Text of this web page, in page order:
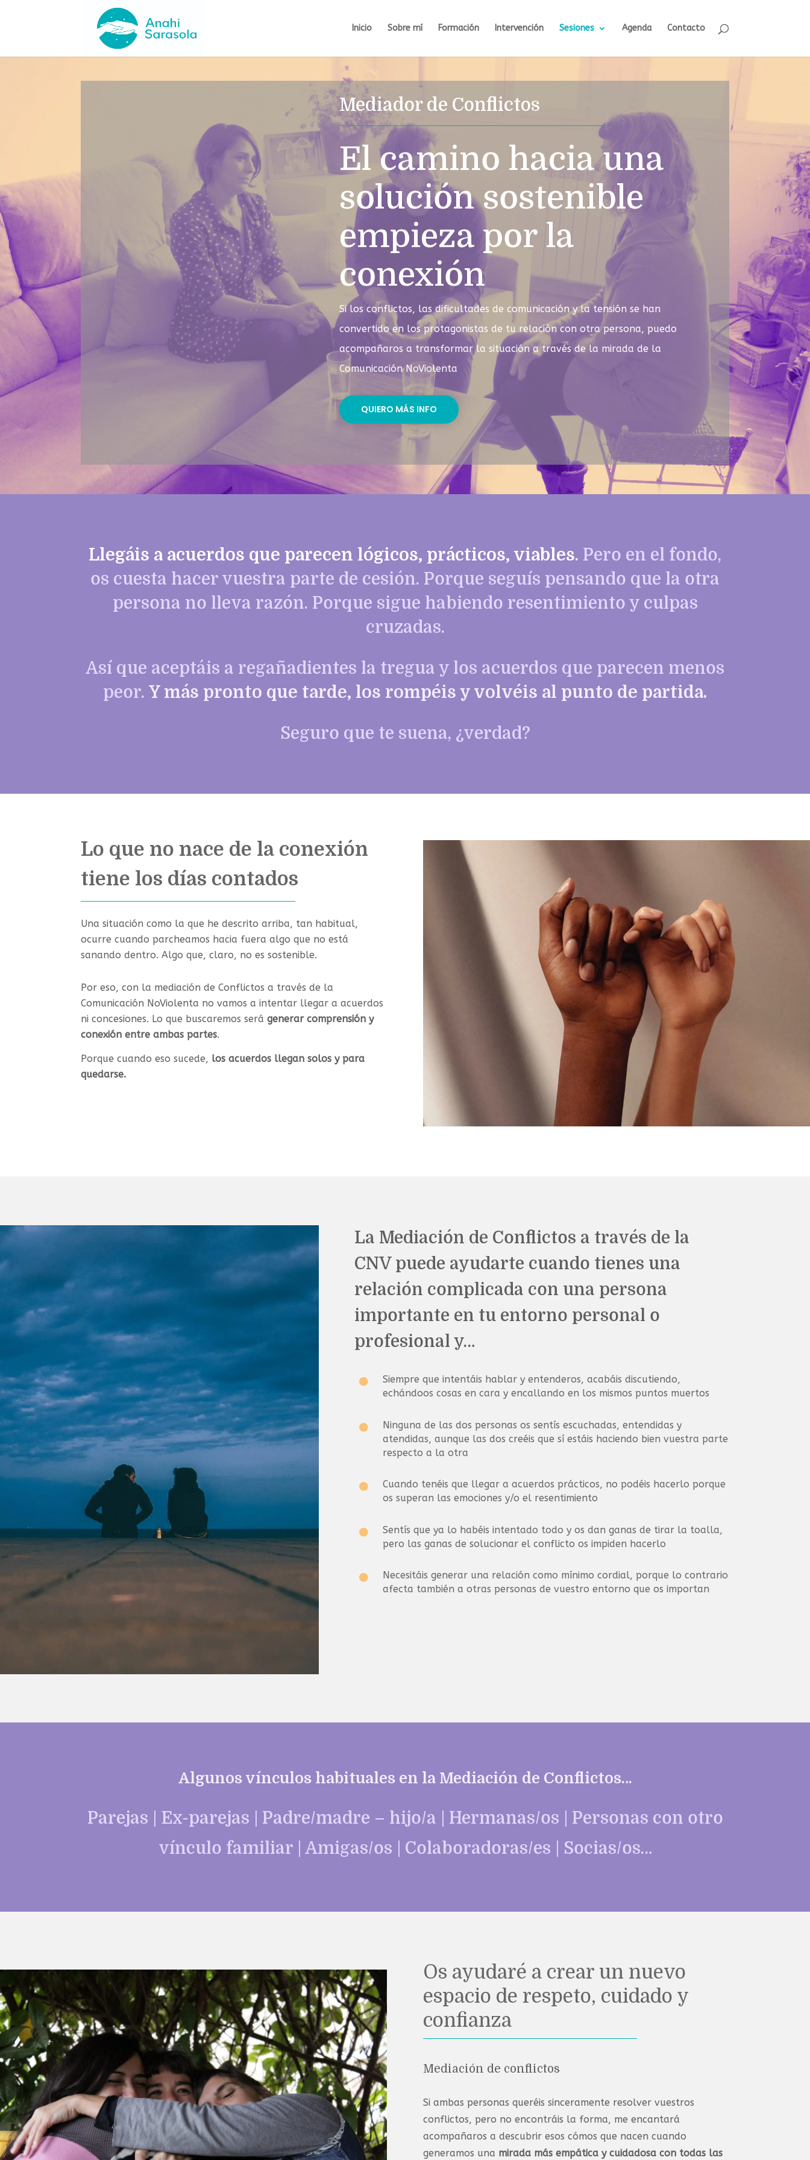
Inicio Sobre mí Formación Intervención Sesiones Agenda Contacto
Mediador de Conflictos
El camino hacia una
solución sostenible
empieza por la
conexión
Si los conflictos, las dificultades de comunicación y la tensión se han
convertido en los protagonistas de tu relación con otra persona, puedo
acompañaros a transformar la situación a través de la mirada de la
Comunicación NoViolenta
QUIERO MÁS INFO
Llegáis a acuerdos que parecen lógicos, prácticos, viables. Pero en el fondo,
os cuesta hacer vuestra parte de cesión. Porque seguís pensando que la otra
persona no lleva razón. Porque sigue habiendo resentimiento y culpas
cruzadas.
Así que aceptáis a regañadientes la tregua y los acuerdos que parecen menos
peor. Y más pronto que tarde, los rompéis y volvéis al punto de partida.
Seguro que te suena, ¿verdad?
Lo que no nace de la conexión
tiene los días contados
Una situación como la que he descrito arriba, tan habitual,
ocurre cuando parcheamos hacia fuera algo que no está
sanando dentro. Algo que, claro, no es sostenible.
Por eso, con la mediación de Conflictos a través de la
Comunicación NoViolenta no vamos a intentar llegar a acuerdos
ni concesiones. Lo que buscaremos serágenerar comprensión y
conexión entre ambas partes.
Porque cuando eso sucede, los acuerdos llegan solos y para
quedarse.
La Mediación de Conflictos a través de la
CNV puede ayudarte cuando tienes una
relación complicada con una persona
importante en tu entorno personal o
profesional y…

Siempre que intentáis hablar y entenderos, acabáis discutiendo,
echándoos cosas en cara y encallando en los mismos puntos muertos

Ninguna de las dos personas os sentís escuchadas, entendidas y
atendidas, aunque las dos creéis que sí estáis haciendo bien vuestra parte
respecto a la otra

Cuando tenéis que llegar a acuerdos prácticos, no podéis hacerlo porque
os superan las emociones y/o el resentimiento

Sentís que ya lo habéis intentado todo y os dan ganas de tirar la toalla,
pero las ganas de solucionar el conflicto os impiden hacerlo

Necesitáis generar una relación como mínimo cordial, porque lo contrario
afecta también a otras personas de vuestro entorno que os importan
Algunos vínculos habituales en la Mediación de Conflictos…
Parejas | Ex-parejas | Padre/madre – hijo/a | Hermanas/os | Personas con otro
vínculo familiar | Amigas/os | Colaboradoras/es | Socias/os…
Os ayudaré a crear un nuevo
espacio de respeto, cuidado y
confianza
Mediación de conflictos
Si ambas personas queréis sinceramente resolver vuestros
conflictos, pero no encontráis la forma, me encantará
acompañaros a descubrir esos cómos que nacen cuando
generamos una mirada más empática y cuidadosa con todas las